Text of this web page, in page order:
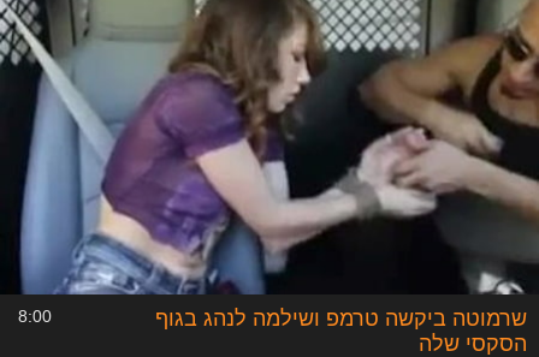
שרמוטה ביקשה טרמפ ושילמה לנהג בגוף
הסקסי שלה
8:00